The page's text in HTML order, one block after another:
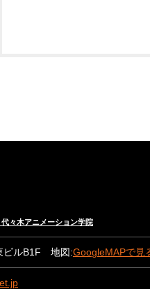
々木アニメーション学院
ビルB1F 地図:GoogleMAPで見